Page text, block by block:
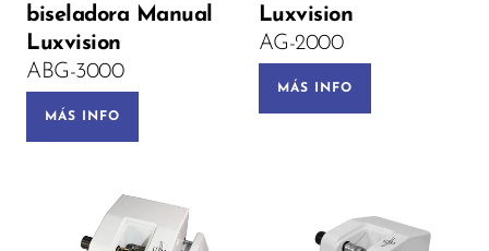
biseladora Manual
Luxvision
ABG-3000
MÁS INFO
Luxvision
AG-2000
MÁS INFO